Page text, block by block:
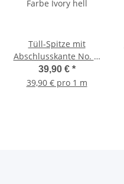
Tüll-Spitze mit
Abschlusskante No. 2,
Farbe Ivory hell
39,90 € *
39,90 € pro 1 m